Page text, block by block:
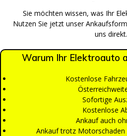
Sie möchten wissen, was Ihr
Nutzen Sie jetzt unser
uns direkt.
Warum Ihr Elektroauto
Kostenlose
Sofortige
Kostenlose
Ankauf auch
Ankauf trotz